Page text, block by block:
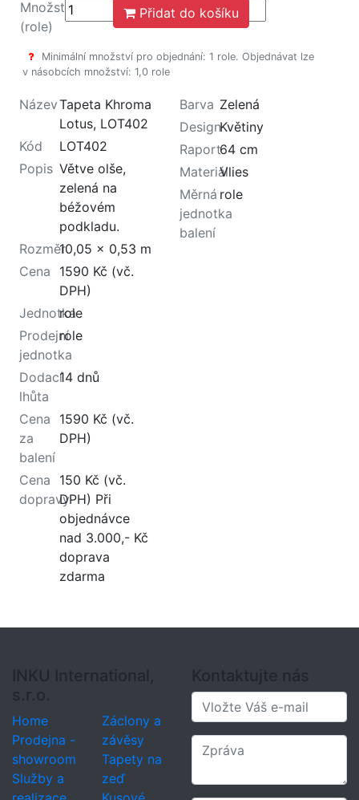
Množství
(role)
Přidat do košíku
Minimální množství pro objednání: 1 role. Objednávat lze
v násobcích množství: 1,0 role
NázevTapeta Khroma
Lotus, LOT402
Kód
LOT402
Popis Větve olše,
zelená na
béžovém
podkladu.
Rozměr10,05 x 0,53 m
Cena
1590 Kč (vč.
DPH)
Jednotka
role
Prodejní
jednotka
role
Dodací
lhůta
14 dnů
Cena
za
balení
1590 Kč (vč.
DPH)
Cena
dopravy
150 Kč (vč.
DPH) Při
objednávce
nad 3.000,- Kč
doprava
zdarma
Barva Zelená
DesignKvětiny
Raport64 cm
MateriálVlies
Měrná
jednotka
balení
role
INKU International,
s.r.o.
Home
Prodejna -
showroom
Služby a
Záclony a
závěsy
Tapety na
zeď
Kontaktujte nás